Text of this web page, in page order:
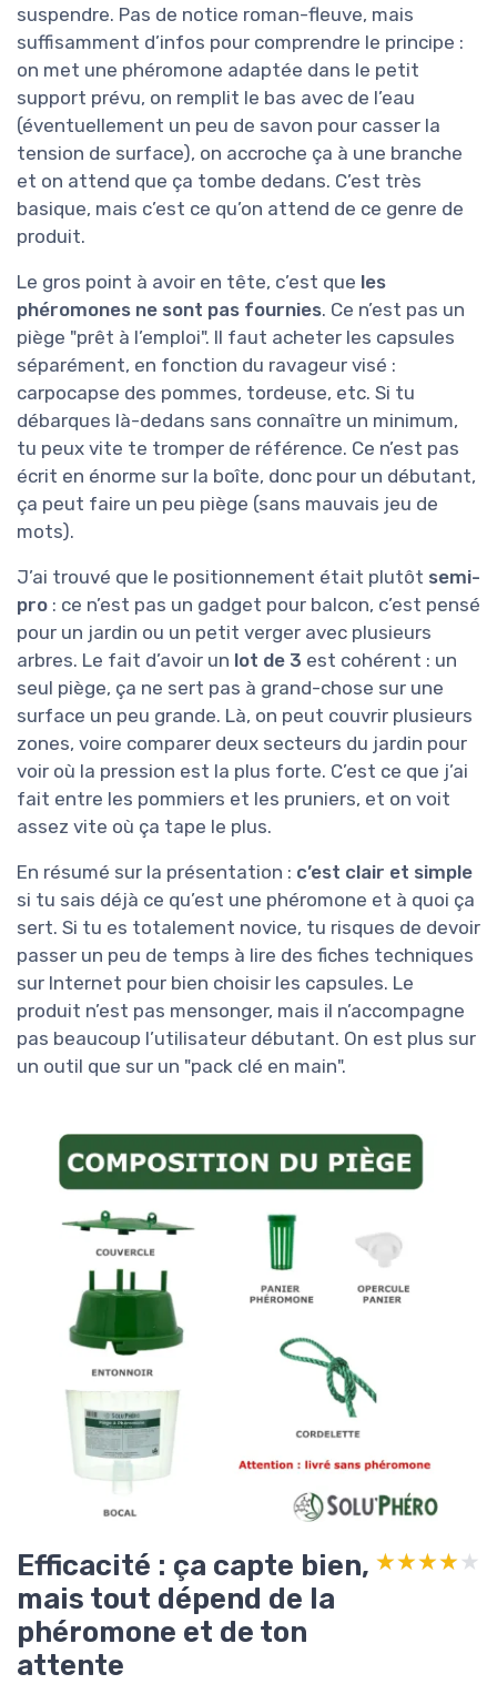
suspendre. Pas de notice roman-fleuve, mais
suffisamment d’infos pour comprendre le principe :
on met une phéromone adaptée dans le petit
support prévu, on remplit le bas avec de l’eau
(éventuellement un peu de savon pour casser la
tension de surface), on accroche ça à une branche
et on attend que ça tombe dedans. C’est très
basique, mais c’est ce qu’on attend de ce genre de
produit.
Le gros point à avoir en tête, c’est que les
phéromones ne sont pas fournies. Ce n’est pas un
piège "prêt à l’emploi". Il faut acheter les capsules
séparément, en fonction du ravageur visé :
carpocapse des pommes, tordeuse, etc. Si tu
débarques là-dedans sans connaître un minimum,
tu peux vite te tromper de référence. Ce n’est pas
écrit en énorme sur la boîte, donc pour un débutant,
ça peut faire un peu piège (sans mauvais jeu de
mots).
J’ai trouvé que le positionnement était plutôt semi-
pro : ce n’est pas un gadget pour balcon, c’est pensé
pour un jardin ou un petit verger avec plusieurs
arbres. Le fait d’avoir un lot de 3 est cohérent : un
seul piège, ça ne sert pas à grand-chose sur une
surface un peu grande. Là, on peut couvrir plusieurs
zones, voire comparer deux secteurs du jardin pour
voir où la pression est la plus forte. C’est ce que j’ai
fait entre les pommiers et les pruniers, et on voit
assez vite où ça tape le plus.
En résumé sur la présentation : c’est clair et simple
si tu sais déjà ce qu’est une phéromone et à quoi ça
sert. Si tu es totalement novice, tu risques de devoir
passer un peu de temps à lire des fiches techniques
sur Internet pour bien choisir les capsules. Le
produit n’est pas mensonger, mais il n’accompagne
pas beaucoup l’utilisateur débutant. On est plus sur
un outil que sur un "pack clé en main".
Efficacité : ça capte bien,
mais tout dépend de la
phéromone et de ton
attente
★★★★★
★★★★★